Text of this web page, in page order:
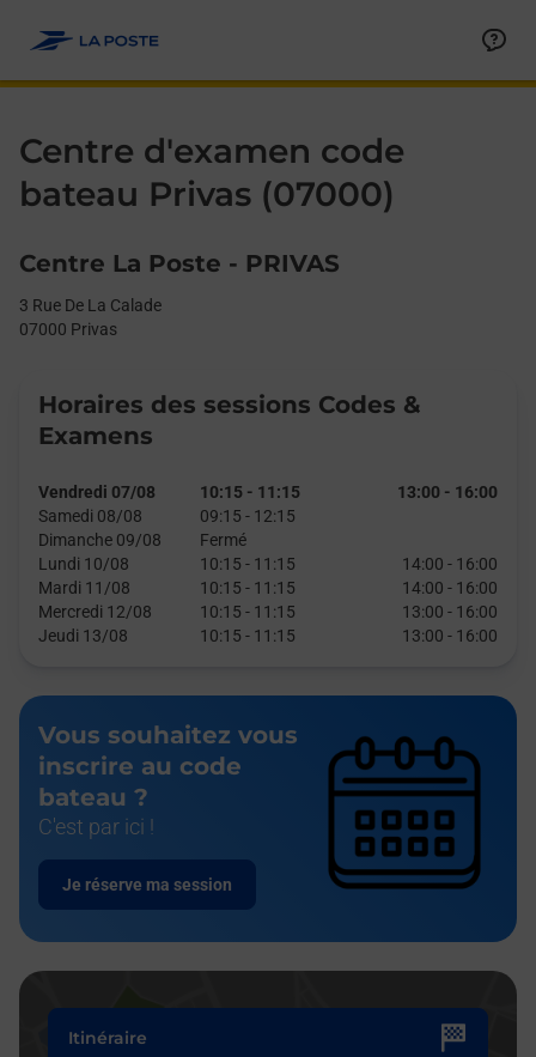
Centre d'examen code
bateau Privas (07000)
Centre La Poste - PRIVAS
3 Rue De La Calade
07000 Privas
Horaires des sessions Codes &
Examens
Vendredi 07/08 10:15 - 11:15 13:00 - 16:00
Samedi 08/08
09:15 - 12:15
Dimanche 09/08
Fermé
Lundi 10/08
10:15 - 11:15 14:00 - 16:00
Mardi 11/08
10:15 - 11:15 14:00 - 16:00
Mercredi 12/08
10:15 - 11:15 13:00 - 16:00
Jeudi 13/08
10:15 - 11:15 13:00 - 16:00
Vous souhaitez vous
inscrire au code
bateau ?
C'est par ici !
Je réserve ma session
Itinéraire